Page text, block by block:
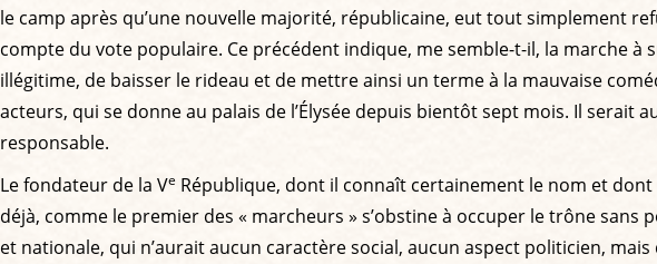
le camp après qu’une nouvelle majorité, républicaine, eut tout simplement
compte du vote populaire. Ce précédent indique, me semble-t-il, la marche à
illégitime, de baisser le rideau et de mettre ainsi un terme à la mauvaise
acteurs, qui se donne au palais de l’Élysée depuis bientôt sept mois. Il
responsable.
Le fondateur de la Ve République, dont il connaît certainement le nom et dont
déjà, comme le premier des « marcheurs » s’obstine à occuper le trône
et nationale, qui n’aurait aucun caractère social, aucun aspect politicien,